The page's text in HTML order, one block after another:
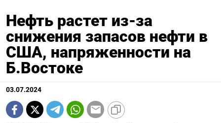
Нефть растет из-за
снижения запасов нефти в
США, напряженности на
Б.Востоке
03.07.2024